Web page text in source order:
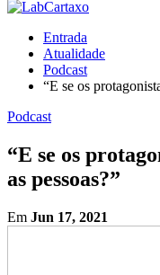
Entrada
Atualidade
Podcast
“E se os
Podcast
“E se os
as pessoas?”
Em Jun 17, 2021